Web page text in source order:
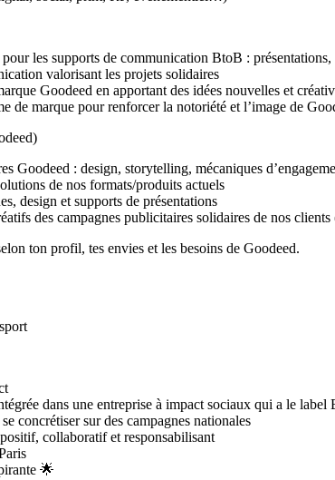
les supports de communication BtoB :
valorisant les projets solidaires
Goodeed en apportant des idées nouvelles et
de marque pour renforcer la notoriété et l’image de
Goodeed : design, storytelling, mécaniques
de nos formats/produits actuels
design et supports de présentations
des campagnes publicitaires solidaires de nos
ton profil, tes envies et les besoins de Goodeed.
dans une entreprise à impact sociaux qui a le label
concrétiser sur des campagnes nationales
collaboratif et responsabilisant
🌟